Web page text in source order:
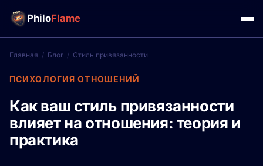
PhiloFlame
Главная / Блог / Стиль привязанности
ПСИХОЛОГИЯ ОТНОШЕНИЙ
Как ваш стиль привязанности
влияет на отношения: теория и
практика